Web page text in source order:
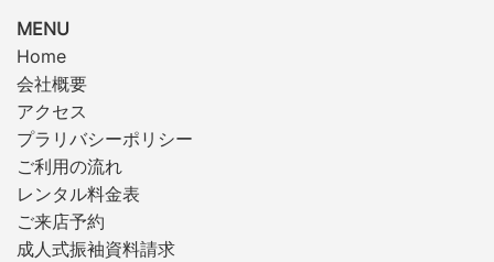
MENU
Home
会社概要
アクセス
プラリバシーポリシー
ご利用の流れ
レンタル料金表
ご来店予約
成人式振袖資料請求